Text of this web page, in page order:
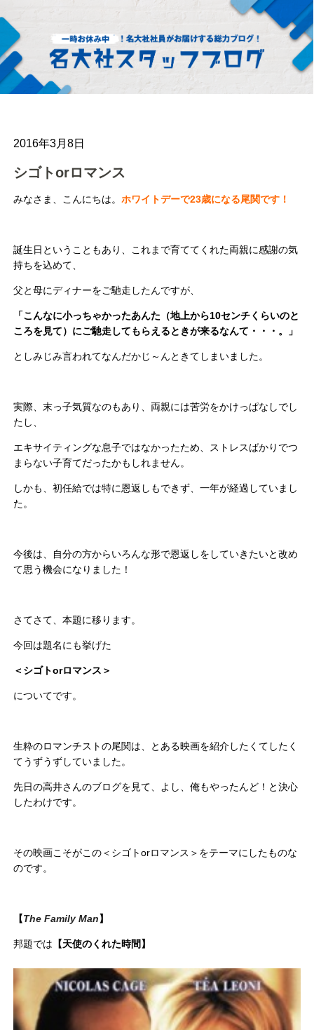
2016年3月8日
シゴトorロマンス
みなさま、こんにちは。ホワイトデーで23歳になる尾関です！
誕生日ということもあり、これまで育ててくれた両親に感謝の気
持ちを込めて、
父と母にディナーをご馳走したんですが、
「こんなに小っちゃかったあんた（地上から10センチくらいのと
ころを見て）にご馳走してもらえるときが来るなんて・・・。」
としみじみ言われてなんだかじ～んときてしまいました。
実際、末っ子気質なのもあり、両親には苦労をかけっぱなしでし
たし、
エキサイティングな息子ではなかったため、ストレスばかりでつ
まらない子育てだったかもしれません。
しかも、初任給では特に恩返しもできず、一年が経過していまし
た。
今後は、自分の方からいろんな形で恩返しをしていきたいと改め
て思う機会になりました！
さてさて、本題に移ります。
今回は題名にも挙げた
＜シゴトorロマンス＞
についてです。
生粋のロマンチストの尾関は、とある映画を紹介したくてしたく
てうずうずしていました。
先日の高井さんのブログを見て、よし、俺もやったんど！と決心
したわけです。
その映画こそがこの＜シゴトorロマンス＞をテーマにしたものな
のです。
【The Family Man】
邦題では 【天使のくれた時間】